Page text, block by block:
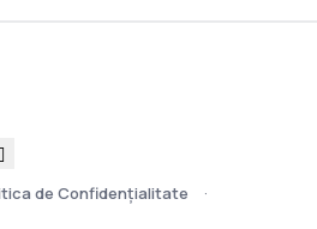
de Confidențialitate